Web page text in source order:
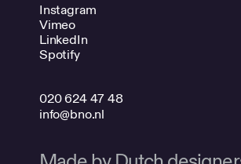
Instagram
Vimeo
LinkedIn
Spotify
020 624 47 48
info@bno.nl